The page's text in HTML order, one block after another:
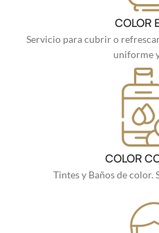
COLOR
Servicio para cubrir o
uniforme
COLOR
Tintes y Baños de color.